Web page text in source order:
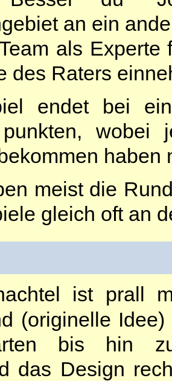
an ein
als
des Raters
endet bei
wobei
haben
meist die
gleich oft an
ist prall
(originelle
bis hin
das Design